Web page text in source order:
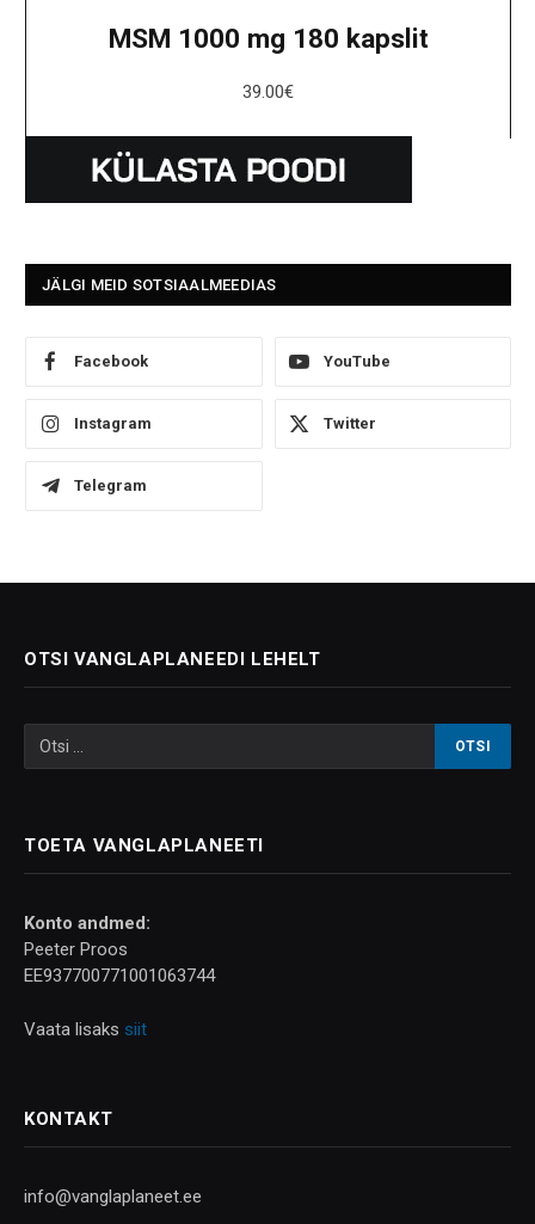
MSM 1000 mg 180 kapslit
39.00€
JÄLGI MEID SOTSIAALMEEDIAS
Facebook YouTube
Instagram Twitter
Telegram
OTSI VANGLAPLANEEDI LEHELT
TOETA VANGLAPLANEETI
Konto andmed:
Peeter Proos
EE937700771001063744
Vaata lisaks siit
KONTAKT
info@vanglaplaneet.ee